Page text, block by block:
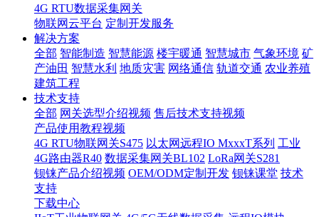
4G RTU数据采集网关
物联网云平台 定制开发服务
解决方案
全部 智能制造 智慧能源 楼宇暖通 智慧城市 气象环境 矿
产油田 智慧水利 地质灾害 网络通信 轨道交通 农业养殖
建筑工程
技术支持
全部 网关选型介绍视频 售后技术支持视频
产品使用教程视频
4G RTU物联网关S475 以太网远程IO MxxxT系列 工业
4G路由器R40 数据采集网关BL102 LoRa网关S281
钡铼产品介绍视频 OEM/ODM定制开发 钡铼课堂 技术
支持
下载中心